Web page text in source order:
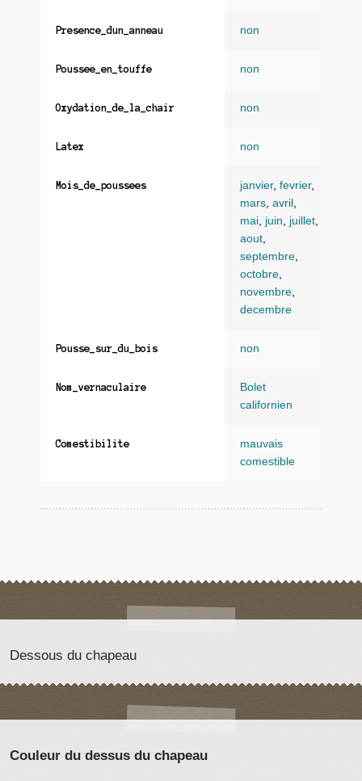
Presence_dun_anneau non
Poussee_en_touffe non
Oxydation_de_la_chair non
Latex non
Mois_de_poussees janvier, fevrier,
mars, avril ,
mai, juin, juillet,
aout,
septembre,
octobre,
novembre,
decembre
Pousse_sur_du_bois non
Nom_vernaculaire
Bolet
californien
Comestibilite
mauvais
comestible
Dessous du chapeau
Couleur du dessus du chapeau